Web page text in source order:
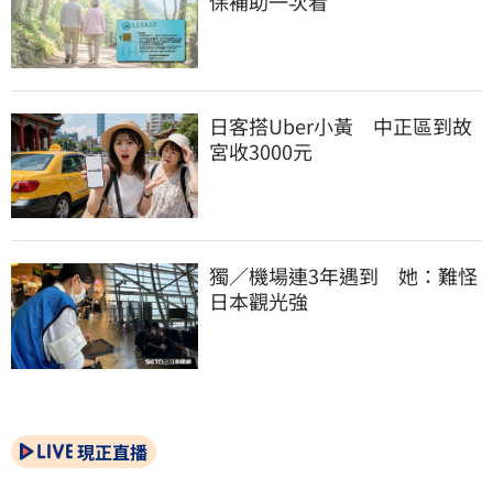
日客搭Uber小黃　中正區到故
宮收3000元
獨／機場連3年遇到　她：難怪
日本觀光強
現正直播